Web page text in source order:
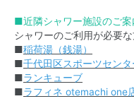
■近隣シャワー施設のご案
シャワーのご利用が必要
■稲荷湯（銭湯）
■千代田区スポーツセンタ
■ランキューブ
■ラフィネ otemachi one